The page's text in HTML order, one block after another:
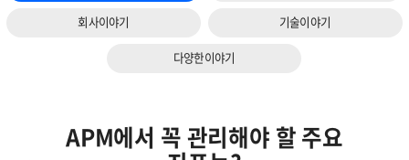
회사이야기 기술이야기
다양한이야기
APM에서 꼭 관리해야 할 주요